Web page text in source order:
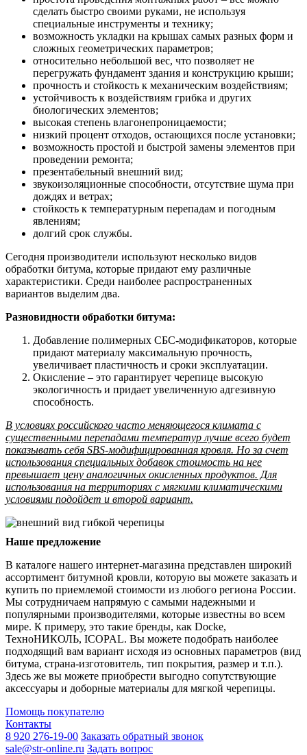
сделать быстро своими руками, не используя
специальные инструменты и технику;
возможность укладки на крышах самых разных форм и
сложных геометрических параметров;
относительно небольшой вес, что позволяет не
перегружать фундамент здания и конструкцию крыши;
прочность и стойкость к механическим воздействиям;
устойчивость к воздействиям грибка и других
биологических элементов;
высокая степень влагонепроницаемости;
низкий процент отходов, остающихся после установки;
возможность простой и быстрой замены элементов при
проведении ремонта;
презентабельный внешний вид;
звукоизоляционные способности, отсутствие шума при
дождях и ветрах;
стойкость к температурным перепадам и погодным
явлениям;
долгий срок службы.
Сегодня производители используют несколько видов
обработки битума, которые придают ему различные
характеристики. Среди наиболее распространенных
вариантов выделим два.
Разновидности обработки битума:
Добавление полимерных СБС-модификаторов, которые
придают материалу максимальную прочность,
увеличивает пластичность и сроки эксплуатации.
Окисление – это гарантирует черепице высокую
экологичность и придает увеличенную адгезивную
способность.
В условиях российского часто меняющегося климата с
существенными перепадами температур лучше всего будет
показывать себя SBS-модифицированная кровля. Но за счет
использования специальных добавок стоимость на нее
превышает цену аналогичных окисленных продуктов. Для
использования на территориях с мягкими климатическими
условиями подойдет и второй вариант.
Наше предложение
В каталоге нашего интернет-магазина представлен широкий
ассортимент битумной кровли, которую вы можете заказать и
купить по приемлемой стоимости из любого региона России.
Мы сотрудничаем напрямую с самыми надежными и
популярными производителями, которые известны во всем
мире. К примеру, это такие бренды, как Docke,
ТехноНИКОЛЬ, ICOPAL. Вы можете подобрать наиболее
подходящий вам вариант исходя из основных параметров (вид
битума, страна-изготовитель, тип покрытия, размер и т.п.).
Здесь же вы можете приобрести выгодно сопутствующие
аксессуары и доборные материалы для мягкой черепицы.
Помощь покупателю
Контакты
8 920 276-19-00 Заказать обратный звонок
sale@str-online.ru Задать вопрос